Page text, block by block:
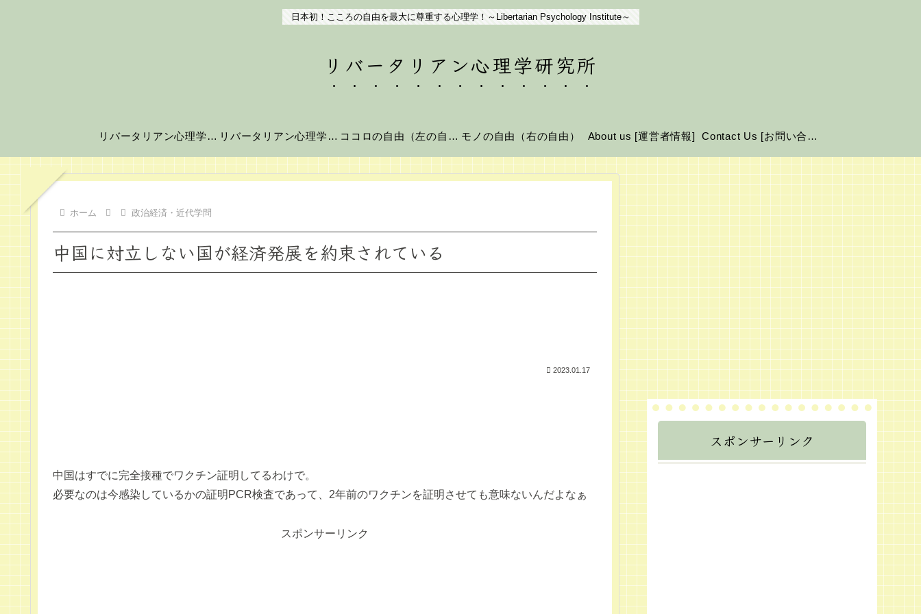
日本初！こころの自由を最大に尊重する心理学！～Libertarian Psychology Institute～
リバータリアン心理学研究所
リバータリアン心理学の世界へようこそ！ リバータリアン心理学とは？ ココロの自由（左の自由） モノの自由（右の自由） About us [運営者情報] Contact Us [お問い合わせ]
ホーム 政治経済・近代学問
中国に対立しない国が経済発展を約束されている
2023.01.17
中国はすでに完全接種でワクチン証明してるわけで。
必要なのは今感染しているかの証明PCR検査であって、2年前のワクチンを証明させても意味ないんだよなぁ
スポンサーリンク
スポンサーリンク